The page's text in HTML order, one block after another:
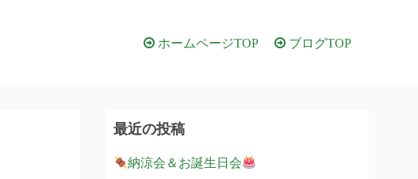
ホームページTOP ブログTOP
最近の投稿
納涼会＆お誕生日会